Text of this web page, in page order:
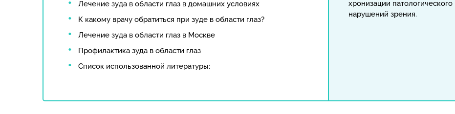
Лечение зуда в области глаз в домашних условиях
К какому врачу обратиться при зуде в области глаз?
Лечение зуда в области глаз в Москве
Профилактика зуда в области глаз
Список использованной литературы:
хронизации
нарушений зрения.